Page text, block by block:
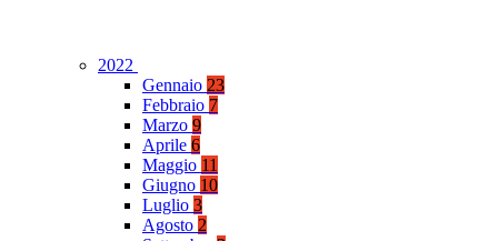
2022
Gennaio 23
Febbraio 7
Marzo 9
Aprile 6
Maggio 11
Giugno 10
Luglio 3
Agosto 2